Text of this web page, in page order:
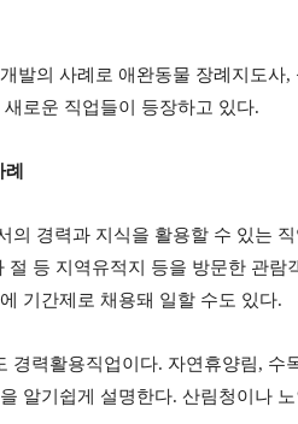
발의 사례로 애완동물 장례지도사,
새로운 직업들이 등장하고 있다.
의 경력과 지식을 활용할 수 있는
절 등 지역유적지 등을 방문한 관
기간제로 채용돼 일할 수도 있다.
경력활용직업이다. 자연휴양림, 수
알기쉽게 설명한다. 산림청이나